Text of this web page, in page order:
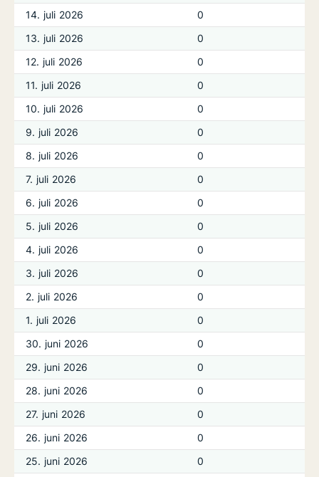
14. juli 2026
0
13. juli 2026
0
12. juli 2026
0
11. juli 2026
0
10. juli 2026
0
9. juli 2026
0
8. juli 2026
0
7. juli 2026
0
6. juli 2026
0
5. juli 2026
0
4. juli 2026
0
3. juli 2026
0
2. juli 2026
0
1. juli 2026
0
30. juni 2026
0
29. juni 2026
0
28. juni 2026
0
27. juni 2026
0
26. juni 2026
0
25. juni 2026
0